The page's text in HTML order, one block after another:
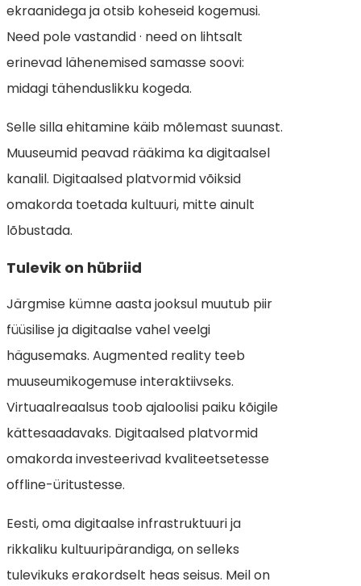
ekraanidega ja otsib koheseid kogemusi.
Need pole vastandid · need on lihtsalt
erinevad lähenemised samasse soovi:
midagi tähenduslikku kogeda.
Selle silla ehitamine käib mõlemast suunast.
Muuseumid peavad rääkima ka digitaalsel
kanalil. Digitaalsed platvormid võiksid
omakorda toetada kultuuri, mitte ainult
lõbustada.
Tulevik on hübriid
Järgmise kümne aasta jooksul muutub piir
füüsilise ja digitaalse vahel veelgi
hägusemaks. Augmented reality teeb
muuseumikogemuse interaktiivseks.
Virtuaalreaalsus toob ajaloolisi paiku kõigile
kättesaadavaks. Digitaalsed platvormid
omakorda investeerivad kvaliteetsetesse
offline-üritustesse.
Eesti, oma digitaalse infrastruktuuri ja
rikkaliku kultuuripärandiga, on selleks
tulevikuks erakordselt heas seisus. Meil on